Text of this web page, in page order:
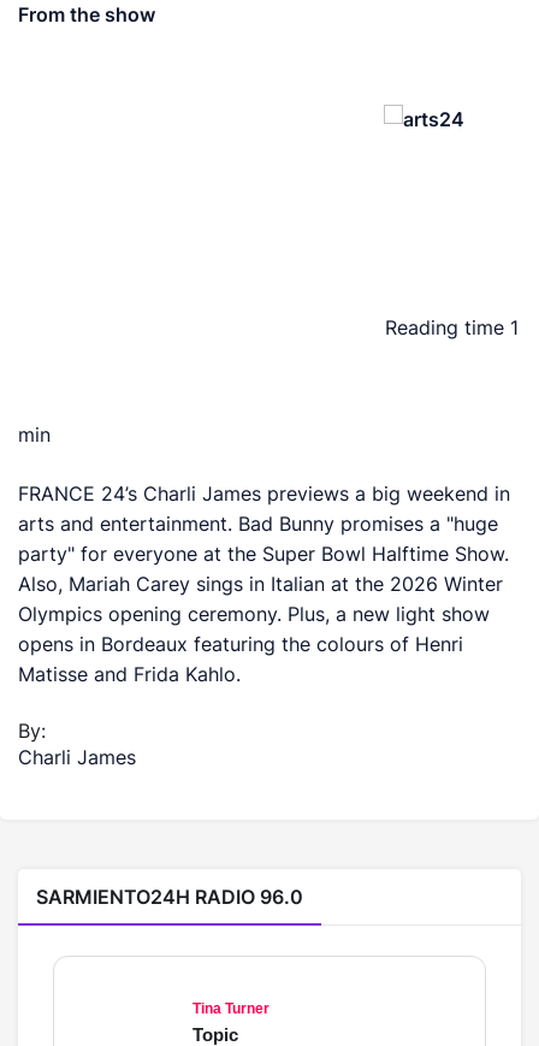
From the show
Reading time 1
min
FRANCE 24’s Charli James previews a big weekend in
arts and entertainment. Bad Bunny promises a "huge
party" for everyone at the Super Bowl Halftime Show.
Also, Mariah Carey sings in Italian at the 2026 Winter
Olympics opening ceremony. Plus, a new light show
opens in Bordeaux featuring the colours of Henri
Matisse and Frida Kahlo.
By:
Charli James
SARMIENTO24H RADIO 96.0
Tina Turner
Topic